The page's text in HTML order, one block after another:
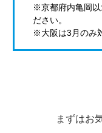
※京都府内亀岡以
ださい。
※大阪は3月のみ
まずはお